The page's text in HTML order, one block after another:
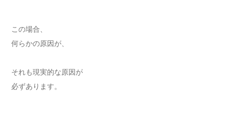
この場合、
何らかの原因が、
それも現実的な原因が
必ずあります。